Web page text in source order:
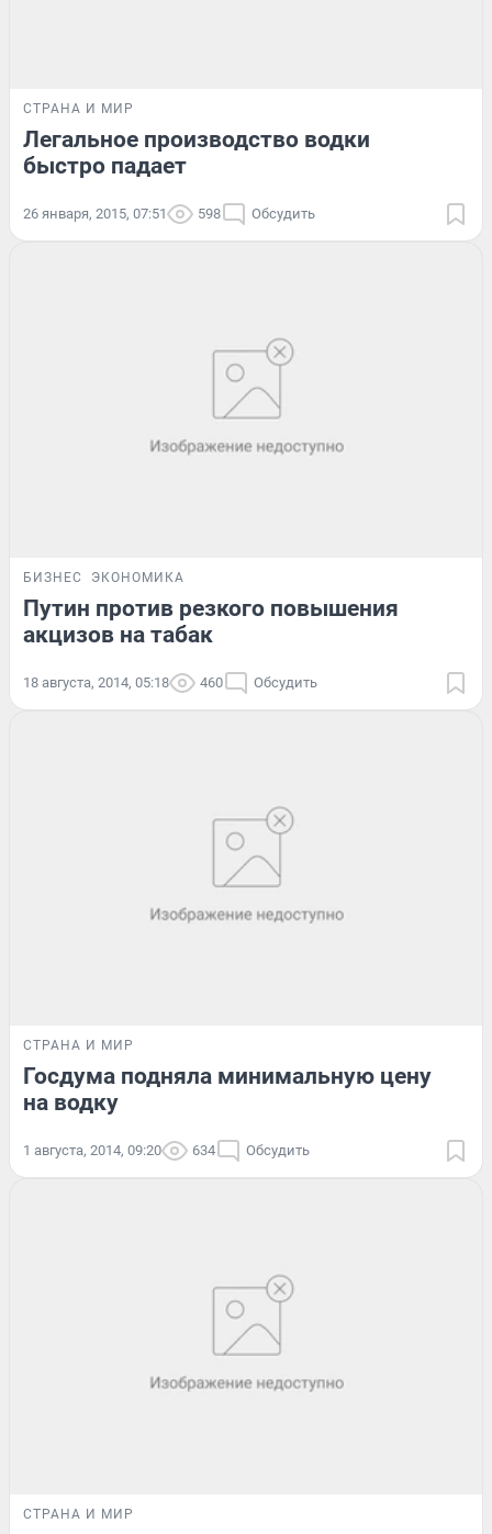
СТРАНА И МИР
Легальное производство водки
быстро падает
26 января, 2015, 07:51 598 Обсудить
БИЗНЕС ЭКОНОМИКА
Путин против резкого повышения
акцизов на табак
18 августа, 2014, 05:18 460 Обсудить
СТРАНА И МИР
Госдума подняла минимальную цену
на водку
1 августа, 2014, 09:20 634 Обсудить
СТРАНА И МИР